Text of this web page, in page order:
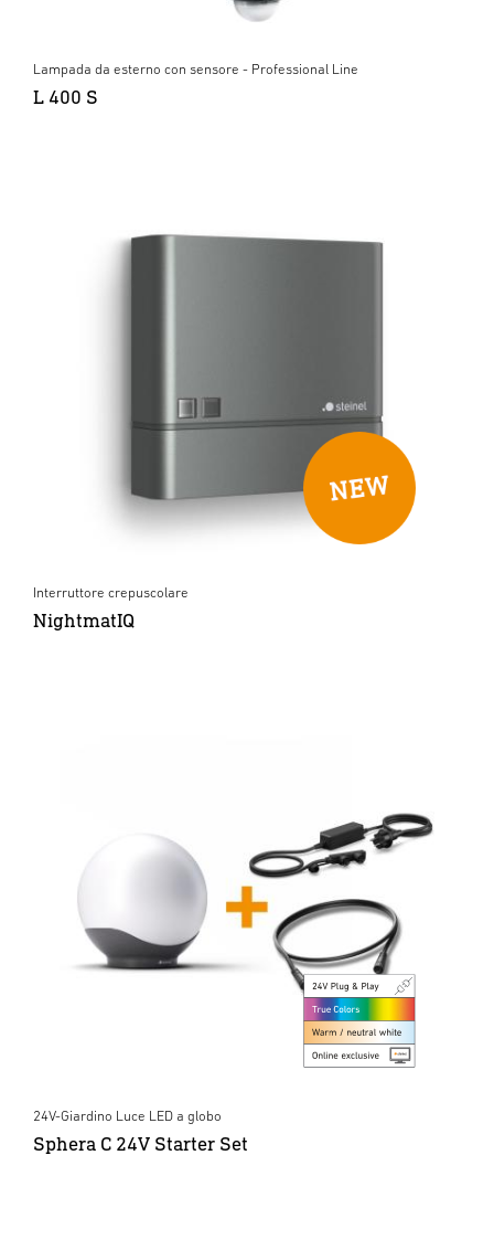
Lampada da esterno con sensore - Professional Line
L 400 S
Interruttore crepuscolare
NightmatIQ
24V-Giardino Luce LED a globo
Sphera C 24V Starter Set